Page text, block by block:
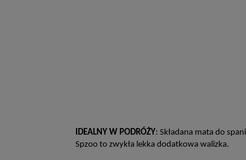
IDEALNY W PODRÓŻY: Składana mata do
Spzoo to zwykła lekka dodatkowa walizka.